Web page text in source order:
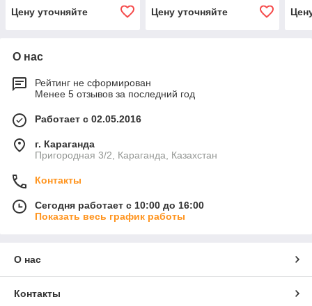
Цену уточняйте Цену уточняйте
О нас
Рейтинг не сформирован
Менее 5 отзывов за последний год
Работает с 02.05.2016
г. Караганда
Пригородная 3/2, Караганда, Казахстан
Контакты
Сегодня работает с 10:00 до 16:00
Показать весь график работы
О нас
Контакты